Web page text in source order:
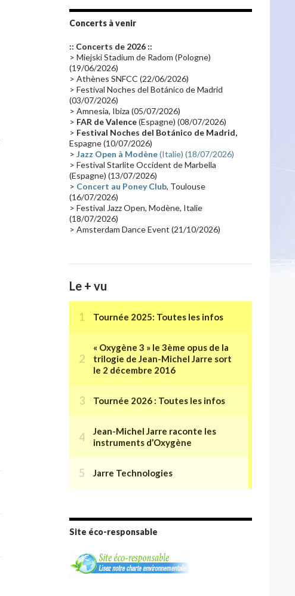
Promo 2019
Emissions 2010 Disques rares
Synthé 70's(20)
Claviériste(19) Groupe de Recherche Musicale
France 2 (18)
Critique(17) Coffret(17) Chronologie(16)
Passages radio(16)
Synthé 80's(16) Les concerts en Chine (16)
Cinéma(16) Houston
Synthé Roland Belgique
Récompense(14) Collaborations 70's(14)
Astronomie(14) France Inter(14)
Concerts à venir
:: Concerts de 2026 ::
> Miejski Stadium de Radom (Pologne)
(19/06/2026)
> Athènes SNFCC (22/06/2026)
> Festival Noches del Botánico de Madrid
(03/07/2026)
> Amnesia, Ibiza (05/07/2026)
> FAR de Valence(Espagne) (08/07/2026)
> Festival Noches del Botánico de Madrid,
Espagne (10/07/2026)
> Jazz Open à Modène(Italie) (18/07/2026)
> Festival Starlite Occident de Marbella
(Espagne) (13/07/2026)
> Concert au Poney Club, Toulouse
(16/07/2026)
> Festival Jazz Open, Modène, Italie
(18/07/2026)
> Amsterdam Dance Event (21/10/2026)
Le + vu
Site éco-responsable